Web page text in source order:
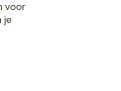
voor
je